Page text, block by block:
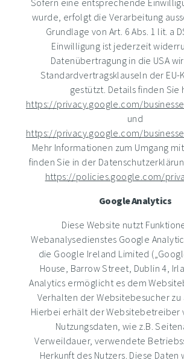
Sofern eine entsprechende
wurde, erfolgt die Verarbeitung
Grundlage von Art. 6 Abs. 1 lit. a
Einwilligung ist jederzeit
Datenübertragung in die USA
Standardvertragsklauseln der EU-
gestützt. Details finden Sie
https://privacy.google.com/
und
https://privacy.google.com/
Mehr Informationen zum Umgang
finden Sie in der
https://policies.google.com/
Google Analytics
Diese Website nutzt
Webanalysedienstes Google
die Google Ireland Limited
House, Barrow Street, Dublin 4,
Analytics ermöglicht es dem
Verhalten der Websitebesucher zu
Hierbei erhält der Websitebetreiber
Nutzungsdaten, wie z.B.
Verweildauer, verwendete
Herkunft des Nutzers. Diese Daten